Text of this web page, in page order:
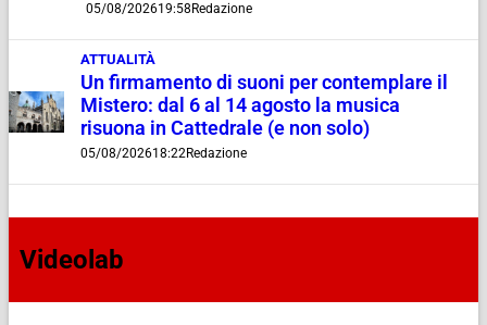
05/08/202619:58 Redazione
ATTUALITÀ
Un firmamento di suoni per contemplare il
Mistero: dal 6 al 14 agosto la musica
risuona in Cattedrale (e non solo)
05/08/202618:22Redazione
Videolab